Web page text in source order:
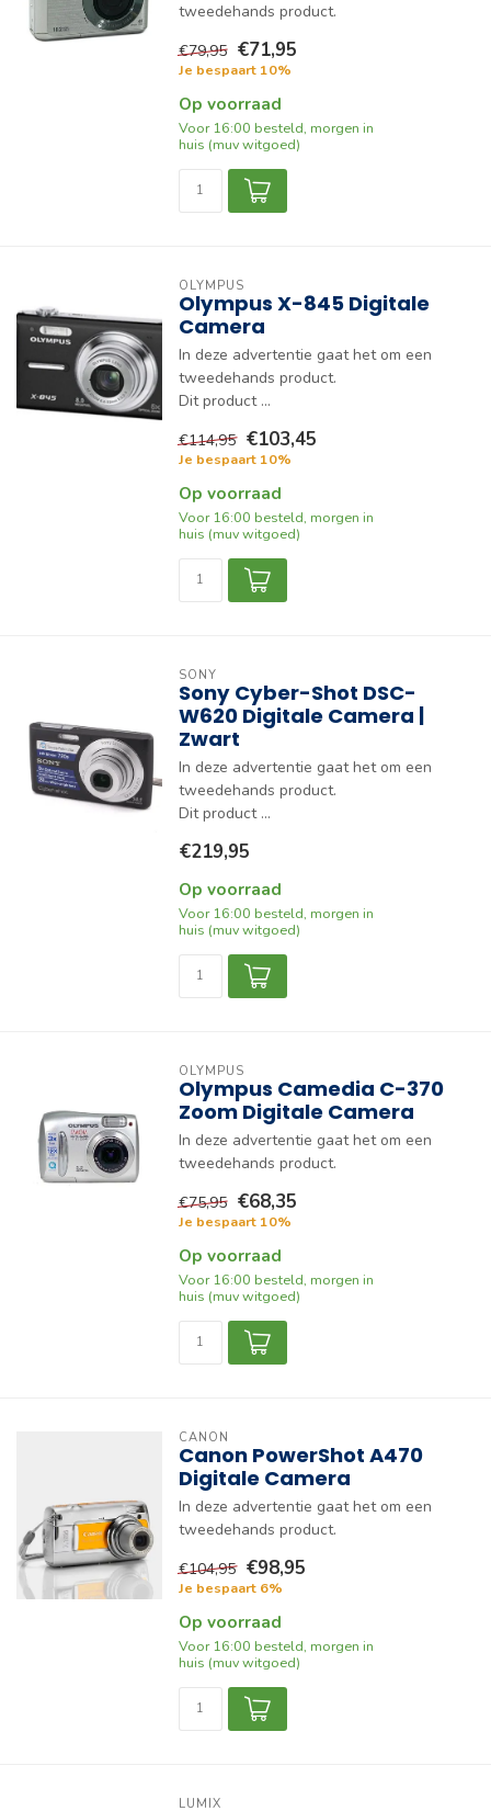
tweedehands product.
€79,95 €71,95
Je bespaart 10%
Op voorraad
Voor 16:00 besteld, morgen in
huis (muv witgoed)
OLYMPUS
Olympus X-845 Digitale
Camera
In deze advertentie gaat het om een
tweedehands product.
Dit product ...
€114,95 €103,45
Je bespaart 10%
Op voorraad
Voor 16:00 besteld, morgen in
huis (muv witgoed)
SONY
Sony Cyber-Shot DSC-
W620 Digitale Camera |
Zwart
In deze advertentie gaat het om een
tweedehands product.
Dit product ...
€219,95
Op voorraad
Voor 16:00 besteld, morgen in
huis (muv witgoed)
OLYMPUS
Olympus Camedia C-370
Zoom Digitale Camera
In deze advertentie gaat het om een
tweedehands product.
€75,95 €68,35
Je bespaart 10%
Op voorraad
Voor 16:00 besteld, morgen in
huis (muv witgoed)
CANON
Canon PowerShot A470
Digitale Camera
In deze advertentie gaat het om een
tweedehands product.
€104,95 €98,95
Je bespaart 6%
Op voorraad
Voor 16:00 besteld, morgen in
huis (muv witgoed)
LUMIX